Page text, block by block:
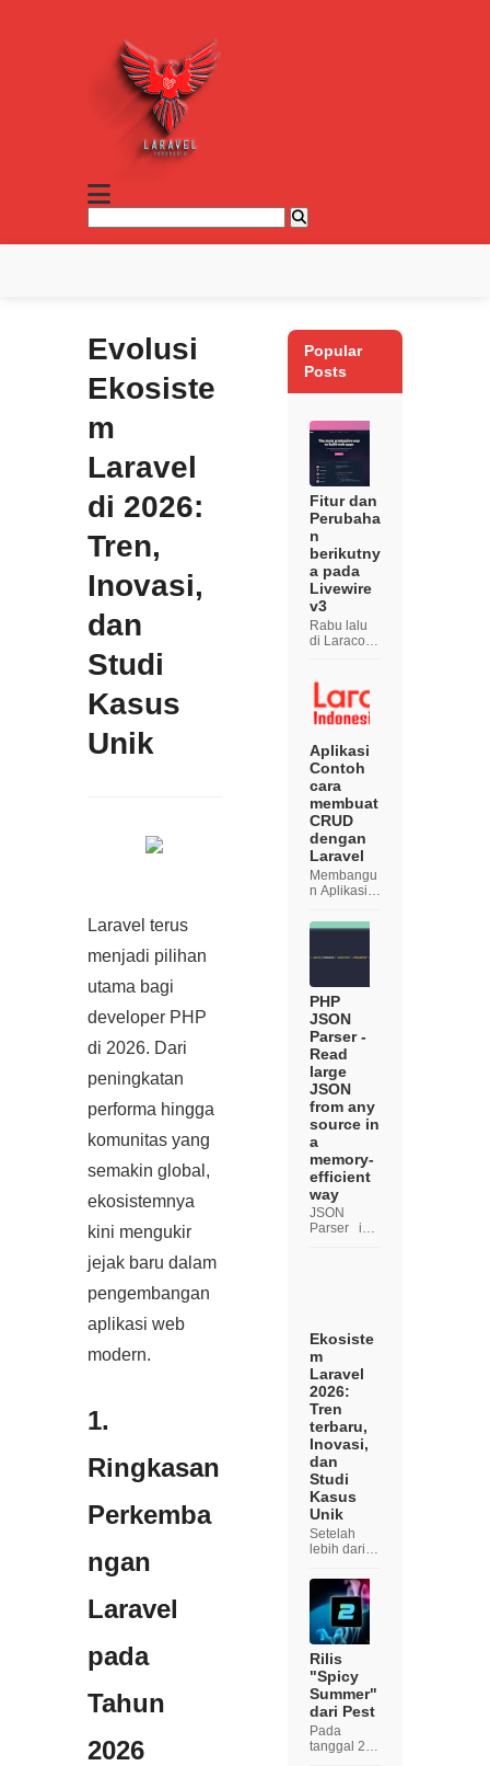
Evolusi
Ekosiste
m
Laravel
di 2026:
Tren,
Inovasi,
dan
Studi
Kasus
Unik
Laravel terus
menjadi pilihan
utama bagi
developer PHP
di 2026. Dari
peningkatan
performa hingga
komunitas yang
semakin global,
ekosistemnya
kini mengukir
jejak baru dalam
pengembangan
aplikasi web
modern.
1.
Ringkasan
Perkemba
ngan
Laravel
pada
Tahun
2026
Popular
Posts
Fitur dan
Perubaha
n
berikutny
a pada
Livewire
v3
Rabu lalu
di Laracon
Porzio
memberika
n ceramah
The Future
of Livewire
" yang
mendemon
strasikan
semua fitu...
Aplikasi
Contoh
cara
membuat
CRUD
dengan
Laravel
Membangu
n Aplikasi
dengan
ngan web,
operasi
CRUD
(Create,
Read,
Update,
Delete)
adalah
salah satu
yang paling
umu...
PHP
JSON
Parser -
Read
large
JSON
from any
source in
a
memory-
efficient
way
JSON
Parser is a
any source
in a
memory-
efficient
way. You
can read
JSON from
any so...
Ekosiste
m
Laravel
2026:
Tren
terbaru,
Inovasi,
dan
Studi
Kasus
Unik
Setelah
lebih dari
dekade
berkemban
g, Laravel
tetap
menjadi
PHP
Framework
pilihan
utama bagi
developer.
Pada 2026,
eko...
Rilis
"Spicy
Summer"
dari Pest
Pada
tanggal 20